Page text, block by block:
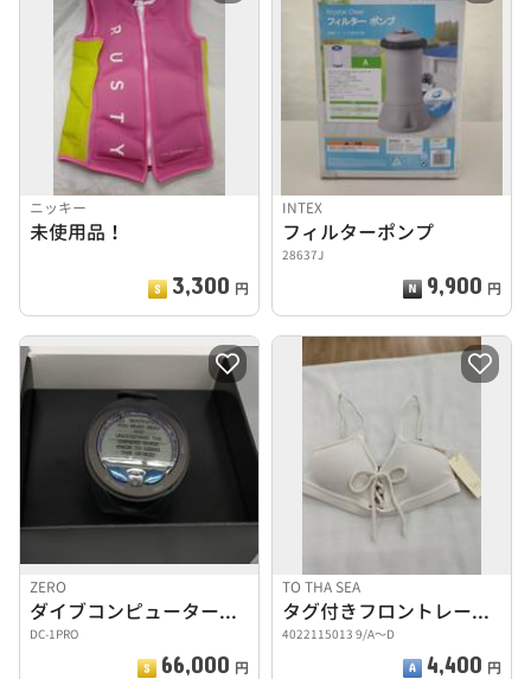
ニッキー
未使用品！
3,300 円
INTEX
フィルターポンプ
28637J
9,900 円
ZERO
ダイブコンピューター 海魂
DC-1PRO
66,000 円
TO THA SEA
タグ付きフロントレースアップリブビキニ(上のみ)
4022115013 9/A〜D
4,400 円